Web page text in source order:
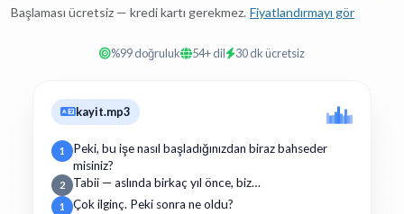
Başlaması ücretsiz — kredi kartı gerekmez. Fiyatlandırmayı gör
%99 doğruluk 54+ dil 30 dk ücretsiz
kayit.mp3
1
Peki, bu işe nasıl başladığınızdan biraz bahseder
misiniz?
2 Tabii — aslında birkaç yıl önce, biz…
1 Çok ilginç. Peki sonra ne oldu?